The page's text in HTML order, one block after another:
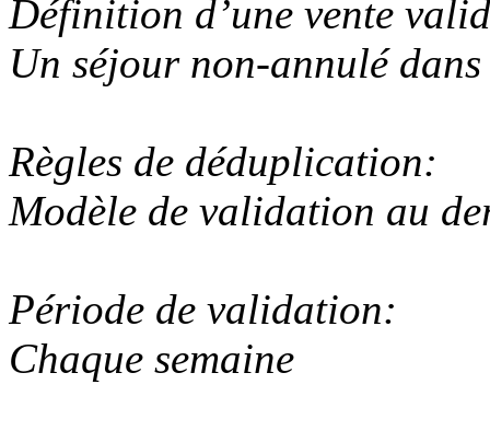
Définition d’une vente
Un séjour non-annulé
Règles de déduplication:
Modèle de validation au
Période de validation:
Chaque semaine